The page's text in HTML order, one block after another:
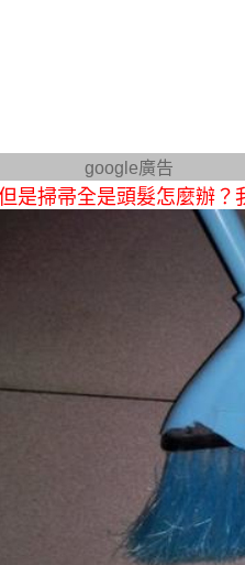
google廣告
是掃帚全是頭髮怎麼辦